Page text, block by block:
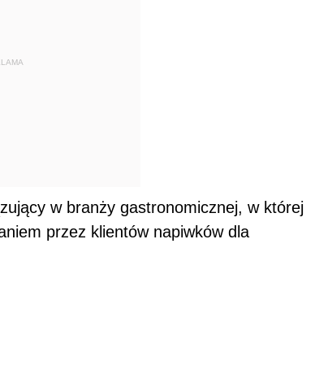
w branży gastronomicznej, w której
przez klientów napiwków dla